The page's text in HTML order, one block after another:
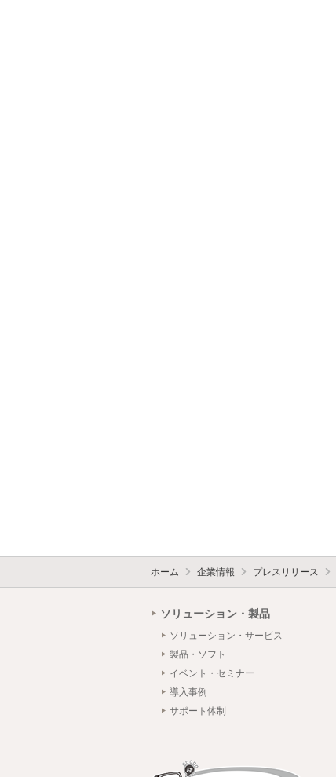
ホーム 企業情報 プレスリリース
ソリューション・製品
ソリューション・サービス
製品・ソフト
イベント・セミナー
導入事例
サポート体制